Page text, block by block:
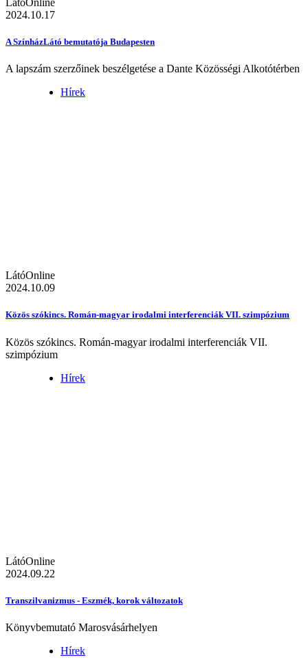
LátóOnline
2024.10.17
A SzínházLátó bemutatója Budapesten
A lapszám szerzőinek beszélgetése a Dante Közösségi Alkotótérben
Hírek
LátóOnline
2024.10.09
Közös szókincs. Román-magyar irodalmi interferenciák VII. szimpózium
Közös szókincs. Román-magyar irodalmi interferenciák VII.
szimpózium
Hírek
LátóOnline
2024.09.22
Transzilvanizmus - Eszmék, korok változatok
Könyvbemutató Marosvásárhelyen
Hírek